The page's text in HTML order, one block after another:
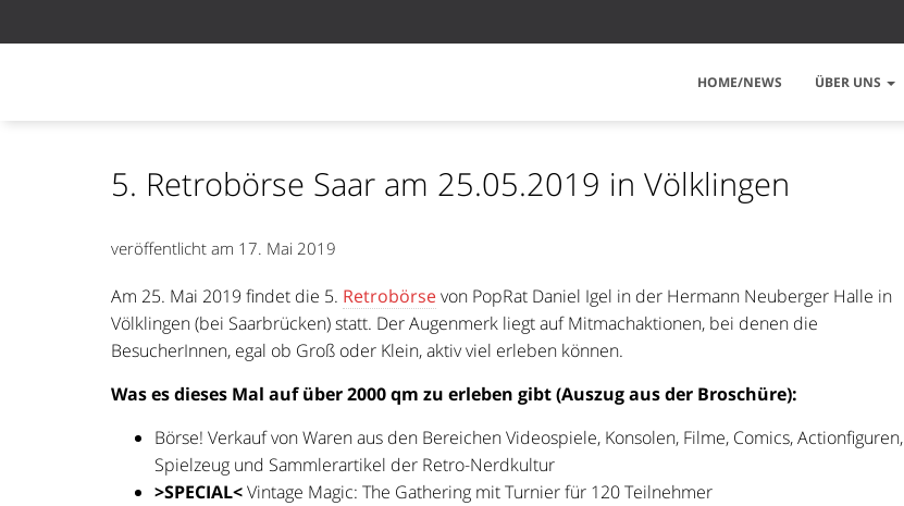
HOME/NEWS ÜBER UNS
5. Retrobörse Saar am 25.05.2019 in Völklingen
veröffentlicht am 17. Mai 2019
Am 25. Mai 2019 findet die ​5. Retrobörse​ von PopRat Daniel Igel in der ​Hermann Neuberger Halle ​in ​
Völklingen (bei Saarbrücken) ​statt. Der Augenmerk liegt auf Mitmachaktionen, bei denen die
BesucherInnen, egal ob Groß oder Klein, aktiv viel erleben können.
Was es dieses Mal auf über 2000 qm zu erleben gibt (Auszug aus der Broschüre):
Börse!​ Verkauf von Waren aus den Bereichen Videospiele, Konsolen, Filme, Comics, Actionfiguren,
Spielzeug und Sammlerartikel der Retro-Nerdkultur
>SPECIAL<​Vintage ​Magic: The Gathering mit ​Turnier ​für 120 Teilnehmer